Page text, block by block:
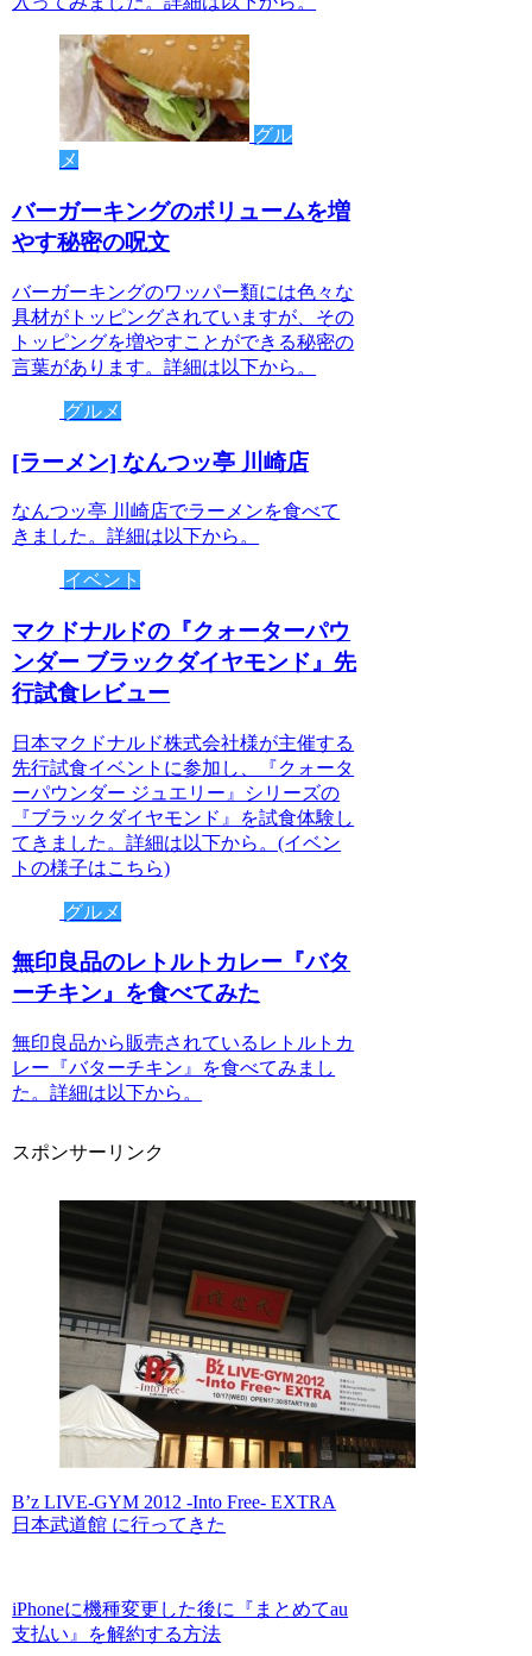
グル
メ
バーガーキングのボリュームを増
やす秘密の呪文
バーガーキングのワッパー類には色々な
具材がトッピングされていますが、その
トッピングを増やすことができる秘密の
言葉があります。詳細は以下から。
グルメ
[ラーメン] なんつッ亭 川崎店
なんつッ亭 川崎店でラーメンを食べて
きました。詳細は以下から。
イベント
マクドナルドの『クォーターパウ
ンダー ブラックダイヤモンド』先
行試食レビュー
日本マクドナルド株式会社様が主催する
先行試食イベントに参加し、『クォータ
ーパウンダー ジュエリー』シリーズの
『ブラックダイヤモンド』を試食体験し
てきました。詳細は以下から。(イベン
トの様子はこちら)
グルメ
無印良品のレトルトカレー『バタ
ーチキン』を食べてみた
無印良品から販売されているレトルトカ
レー『バターチキン』を食べてみまし
た。詳細は以下から。
スポンサーリンク
B’z LIVE-GYM 2012 -Into Free- EXTRA
日本武道館 に行ってきた
iPhoneに機種変更した後に『まとめてau
支払い』を解約する方法